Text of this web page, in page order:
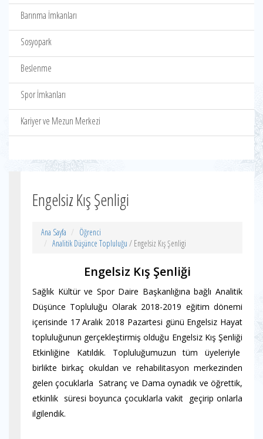
Barınma İmkanları
Sosyopark
Beslenme
Spor İmkanları
Kariyer ve Mezun Merkezi
Engelsiz Kış Şenligi
Ana Sayfa
Öğrenci
Analitik Düşünce Topluluğu / Engelsiz Kış Şenligi
Engelsiz Kış Şenliği
Sağlık Kültür ve Spor Daire Başkanlığına bağlı Analitik
Düşünce Topluluğu Olarak 2018-2019 eğitim dönemi
içerisinde 17 Aralık 2018 Pazartesi günü Engelsiz Hayat
topluluğunun gerçekleştirmiş olduğu Engelsiz Kış Şenliği
Etkinliğine Katıldık. Topluluğumuzun tüm üyeleriyle
birlikte birkaç okuldan ve rehabilitasyon merkezinden
gelen çocuklarla Satranç ve Dama oynadık ve öğrettik,
etkinlik süresi boyunca çocuklarla vakit geçirip onlarla
ilgilendik.